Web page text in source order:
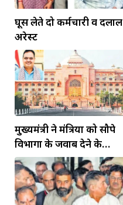
घूस लेते दो कर्मचारी व दलाल
अरेस्ट
मुख्यमंत्री ने मंत्रियों को सौपे
विभागों के जवाब देने के
दायित्व